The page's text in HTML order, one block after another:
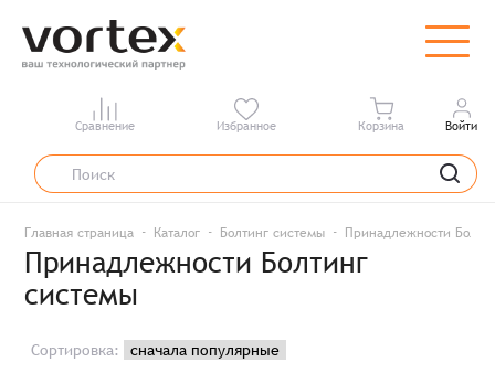
Сравнение Избранное Корзина Войти
Главная страница Каталог Болтинг системы Принадлежности
Принадлежности Болтинг
системы
Сортировка: